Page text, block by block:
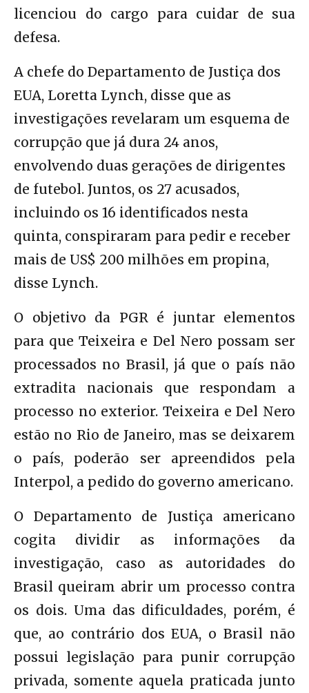
licenciou do cargo para cuidar de sua
defesa.
A chefe do Departamento de Justiça dos
EUA, Loretta Lynch, disse que as
investigações revelaram um esquema de
corrupção que já dura 24 anos,
envolvendo duas gerações de dirigentes
de futebol. Juntos, os 27 acusados,
incluindo os 16 identificados nesta
quinta, conspiraram para pedir e receber
mais de US$ 200 milhões em propina,
disse Lynch.
O objetivo da PGR é juntar elementos
para que Teixeira e Del Nero possam ser
processados no Brasil, já que o país não
extradita nacionais que respondam a
processo no exterior. Teixeira e Del Nero
estão no Rio de Janeiro, mas se deixarem
o país, poderão ser apreendidos pela
Interpol, a pedido do governo americano.
O Departamento de Justiça americano
cogita dividir as informações da
investigação, caso as autoridades do
Brasil queiram abrir um processo contra
os dois. Uma das dificuldades, porém, é
que, ao contrário dos EUA, o Brasil não
possui legislação para punir corrupção
privada, somente aquela praticada junto